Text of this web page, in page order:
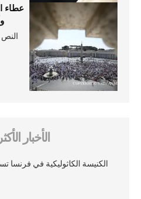
عطاء
النص
الأخبار
الكنيسة الكاثوليكية في فرنسا